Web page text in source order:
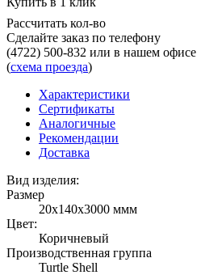
Рассчитать кол-во
Сделайте заказ по телефону
(4722) 500-832 или в нашем офисе
(схема проезда)
Характеристики
Сертификаты
Аналогичные
Рекомендации
Доставка
Вид изделия:
Размер
20х140х3000 ммм
Цвет:
Коричневый
Производственная группа
Turtle Shell